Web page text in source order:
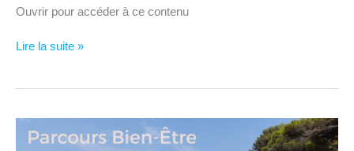
Ouvrir pour accéder à ce contenu
8
confiance
Lire la suite »